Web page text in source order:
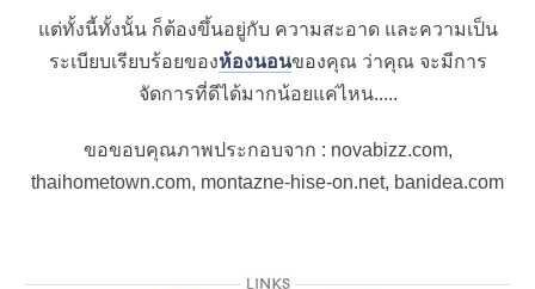
แต่ทั้งนี้ทั้งนั้น ก็ต้องขึ้นอยู่กับ ความสะอาด และความเป็น
ระเบียบเรียบร้อยของห้องนอนของคุณ ว่าคุณ จะมีการ
จัดการที่ดีได้มากน้อยแค่ไหน.....
ขอขอบคุณภาพประกอบจาก : novabizz.com,
thaihometown.com, montazne-hise-on.net, banidea.com